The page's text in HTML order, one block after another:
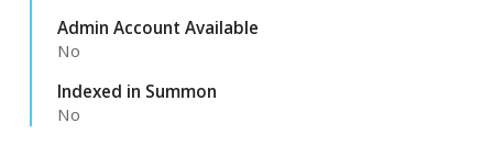
Admin Account Available
No
Indexed in Summon
No